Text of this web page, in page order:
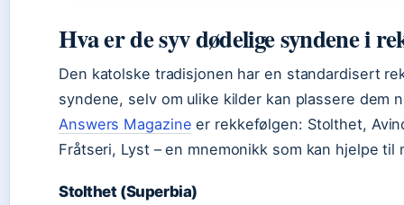
Hva er de syv dødelige syndene i
Den katolske tradisjonen har en standardisert
syndene, selv om ulike kilder kan plassere dem
Answers Magazine er rekkefølgen: Stolthet,
Fråtseri, Lyst – en mnemonikk som kan hjelpe til
Stolthet (Superbia)